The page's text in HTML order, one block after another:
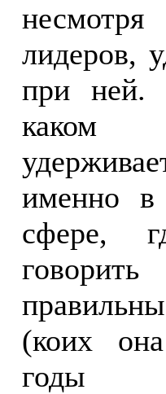
лидеров,
при ней.
каком
именно в
сфере,
(коих
годы